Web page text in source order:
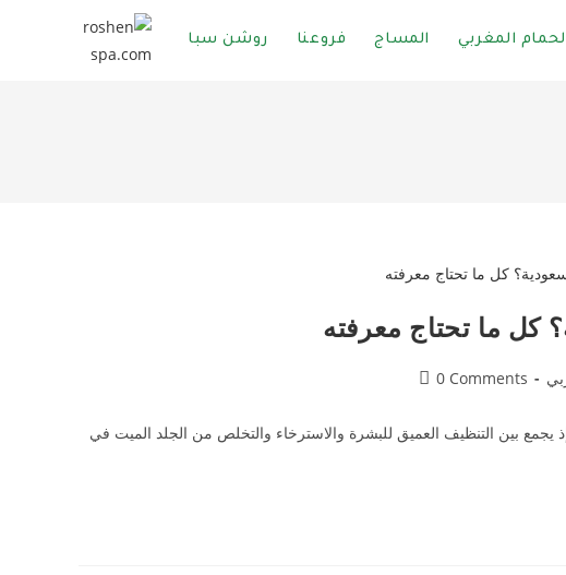
روشن سبا فروعنا المساج المغربي
كل ما تحتاج معرفته
0 Comments
بين التنظيف العميق للبشرة والاسترخاء والتخلص من الجلد الميت في